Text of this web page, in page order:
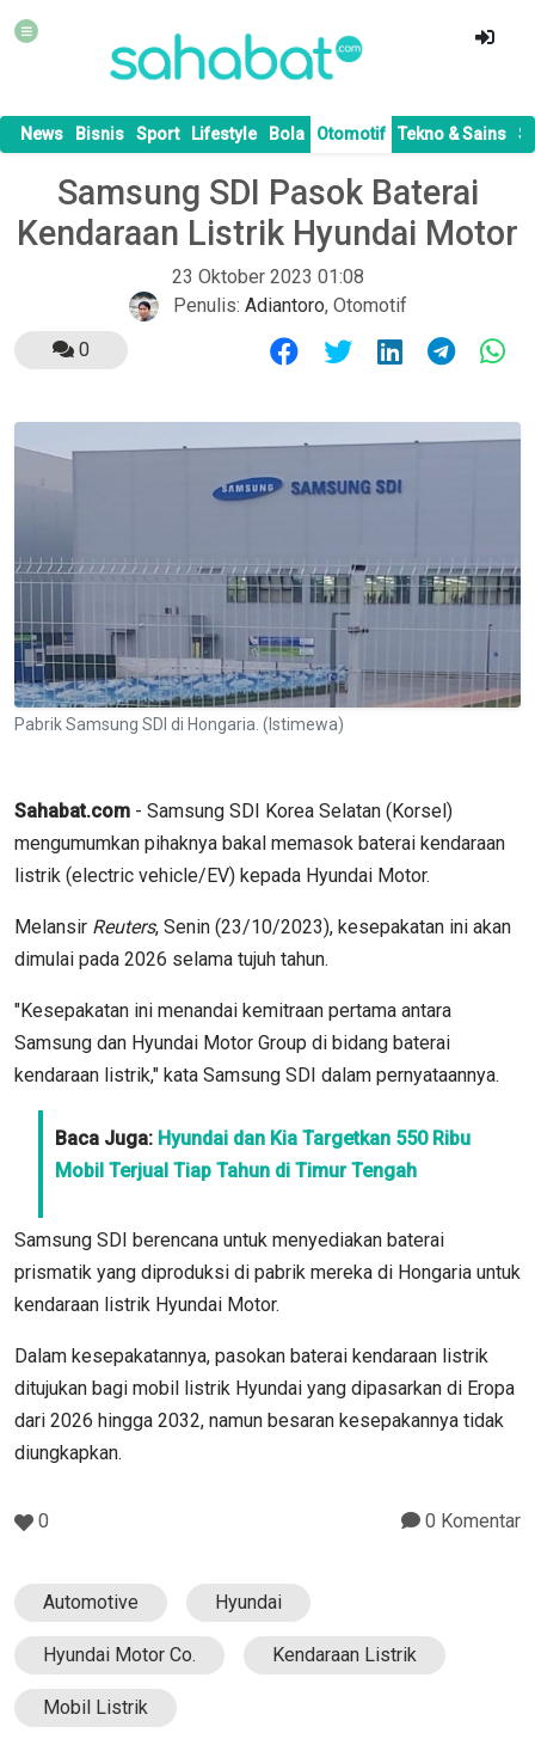
News Bisnis Sport Lifestyle Bola Otomotif Tekno & Sains
Samsung SDI Pasok Baterai
Kendaraan Listrik Hyundai Motor
23 Oktober 2023 01:08
Penulis: Adiantoro, Otomotif
0
Pabrik Samsung SDI di Hongaria. (Istimewa)
Sahabat.com - Samsung SDI Korea Selatan (Korsel)
mengumumkan pihaknya bakal memasok baterai kendaraan
listrik (electric vehicle/EV) kepada Hyundai Motor.
Melansir Reuters, Senin (23/10/2023), kesepakatan ini akan
dimulai pada 2026 selama tujuh tahun.
"Kesepakatan ini menandai kemitraan pertama antara
Samsung dan Hyundai Motor Group di bidang baterai
kendaraan listrik," kata Samsung SDI dalam pernyataannya.
Baca Juga: Hyundai dan Kia Targetkan 550 Ribu
Mobil Terjual Tiap Tahun di Timur Tengah
Samsung SDI berencana untuk menyediakan baterai
prismatik yang diproduksi di pabrik mereka di Hongaria untuk
kendaraan listrik Hyundai Motor.
Dalam kesepakatannya, pasokan baterai kendaraan listrik
ditujukan bagi mobil listrik Hyundai yang dipasarkan di Eropa
dari 2026 hingga 2032, namun besaran kesepakannya tidak
diungkapkan.
0 0 Komentar
Automotive Hyundai
Hyundai Motor Co. Kendaraan Listrik
Mobil Listrik